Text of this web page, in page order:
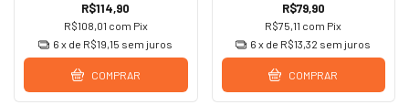
R$114,90
R$108,01 com Pix
6 x de R$19,15 sem juros
COMPRAR
R$79,90
R$75,11 com Pix
6 x de R$13,32 sem juros
COMPRAR